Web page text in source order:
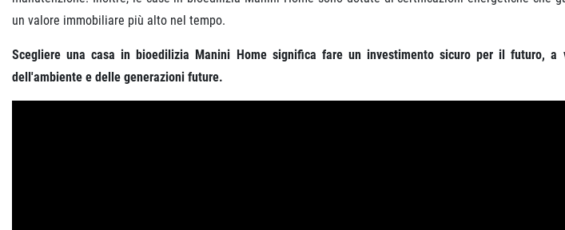
un valore immobiliare più alto nel tempo.
Scegliere una casa in bioedilizia Manini Home significa fare un investimento sicuro per il futuro, a
dell'ambiente e delle generazioni future.